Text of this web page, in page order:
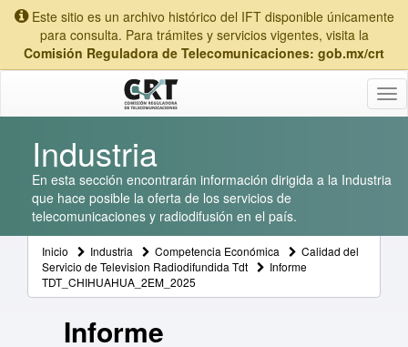
Este sitio es un archivo histórico del IFT disponible únicamente
para consulta. Para trámites y servicios vigentes, visita la
Comisión Reguladora de Telecomunicaciones: gob.mx/crt
Industria
En esta sección encontrarán información dirigida a la Industria
que hace posible la oferta de los servicios de
telecomunicaciones y radiodifusión en el país.
Inicio Industria Competencia Económica
Calidad del
Servicio de Television Radiodifundida Tdt
Informe
TDT_CHIHUAHUA_2EM_2025
Informe